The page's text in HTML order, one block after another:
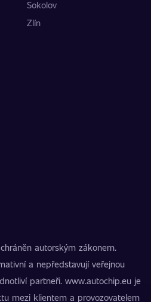
Sokolov
Zlín
autorským zákonem.
a nepředstavují veřejnou
partneři. www.autochip.eu je
mezi klientem a provozovatelem